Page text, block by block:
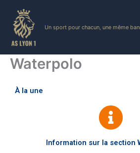
content
Un sport pour chacun, une même
Waterpolo
À la une
Information sur la section